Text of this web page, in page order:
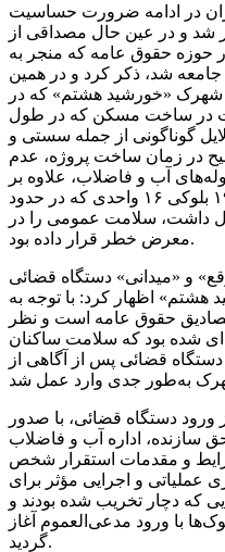
در ادامه ضرورت حساسیت
شد و در عین حال مصداقی از
حوزه حقوق عامه که منجر به
شد، ذکر کرد و در همین
شهرک «خورشید هشتم» که در
در ساخت مسکن که در طول
شد، به‌دلایل گوناگونی از جمله سستی و
در زمان ساخت پروژه، عدم
آب و فاضلاب، علاوه بر
اینکه خساراتی را در این شهرک ۱۹۷ بلوکی ۱۶ واحدی که در حدود
داشت، سلامت عمومی را در
معرض خطر قرار داده بود.
و «میدانی» دستگاه قضائی
اظهار کرد: با توجه به
حقوق عامه است و نظر
شده بود که سلامت ساکنان
دستگاه قضائی پس از آگاهی از
دستگاه قضائی، با صدور
سازنده، اداره آب و فاضلاب
و مقدمات استقرار شخص
عملیاتی و اجرایی مؤثر برای
که دچار تخریب شده بودند و
با ورود مدعی‌العموم آغاز
گردید.